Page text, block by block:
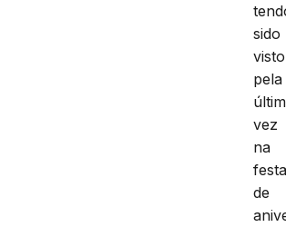
sido
visto
pela
vez
na
de